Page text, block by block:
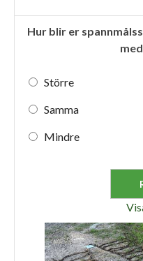
Hur blir er
Större
Samma
Mindre